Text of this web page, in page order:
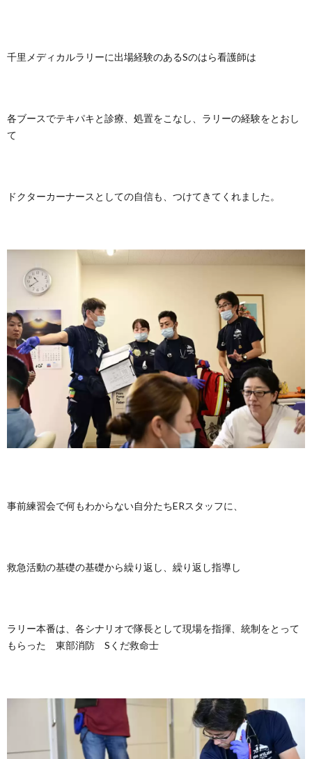
千里メディカルラリーに出場経験のあるSのはら看護師は
各ブースでテキパキと診療、処置をこなし、ラリーの経験をとおし
て
ドクターカーナースとしての自信も、つけてきてくれました。
事前練習会で何もわからない自分たちERスタッフに、
救急活動の基礎の基礎から繰り返し、繰り返し指導し
ラリー本番は、各シナリオで隊長として現場を指揮、統制をとって
もらった 東部消防 Sくだ救命士